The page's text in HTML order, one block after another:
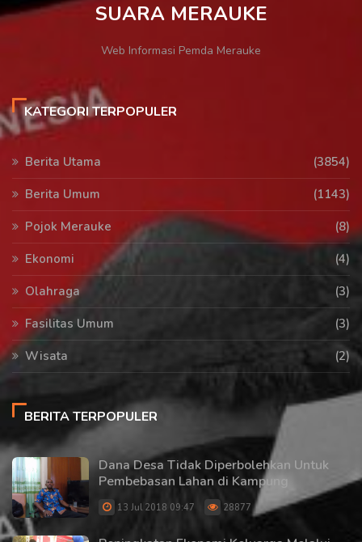
SUARA MERAUKE
Web Informasi Pemda Merauke
KATEGORI TERPOPULER
Berita Utama
(3854)
Berita Umum
(1143)
Pojok Merauke
(8)
Ekonomi
(4)
Olahraga
(3)
Fasilitas Umum
(3)
Wisata
(2)
BERITA TERPOPULER
Dana Desa Tidak Diperbolehkan Untuk
Pembebasan Lahan di Kampung
13 Jul 2018 09:47 28877